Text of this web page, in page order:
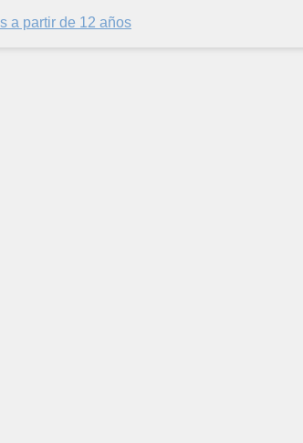
a partir de 12 años